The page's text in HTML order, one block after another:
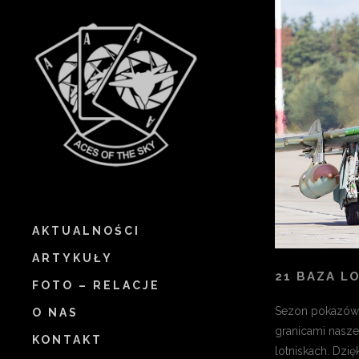
AKTUALNOŚCI
ARTYKUŁY
FOTO – RELACJE
O NAS
KONTAKT
21 BAZA
Sezon
granicami
lotniskach.